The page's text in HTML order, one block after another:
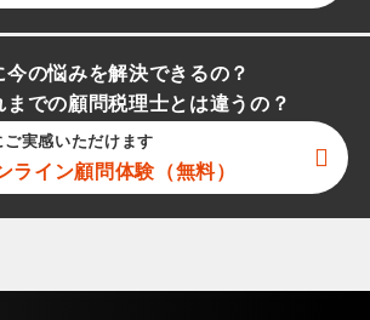
今の悩みを解決できるの？
までの顧問税理士とは違うの？
実感いただけます
ライン顧問体験（無料）